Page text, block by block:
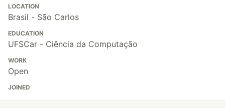
LOCATION
Brasil - São Carlos
EDUCATION
UFSCar - Ciência da Computação
WORK
Open
JOINED